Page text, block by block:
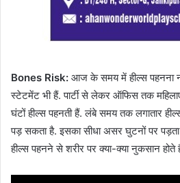
Bones Risk: आज के समय में हील्स पहनना
स्टेटमेंट भी हैं. पार्टी से लेकर ऑफिस तक
घंटों हील्स पहनती हैं. लंबे समय तक लगातार
पड़ सकता है. इसका सीधा असर घुटनों पर
हील्स पहनने से शरीर पर क्या-क्या नुकसान होते